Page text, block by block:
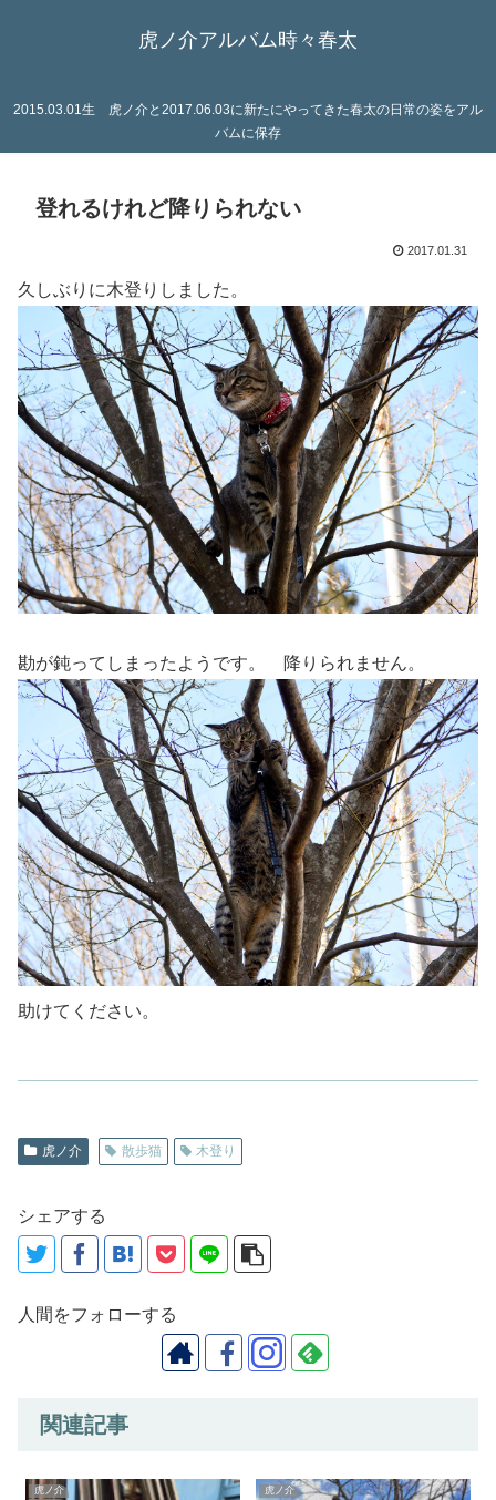
虎ノ介アルバム時々春太
2015.03.01生 虎ノ介と2017.06.03に新たにやってきた春太の日常の姿をアル
バムに保存
登れるけれど降りられない
2017.01.31
久しぶりに木登りしました。
勘が鈍ってしまったようです。 降りられません。
助けてください。
虎ノ介 散歩猫 木登り
シェアする
人間をフォローする
関連記事
虎ノ介
虎ノ介